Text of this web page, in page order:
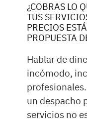
¿COBRAS LO
TUS
PRECIOS
PROPUESTA
Hablar de
incómodo,
un despacho
servicios no